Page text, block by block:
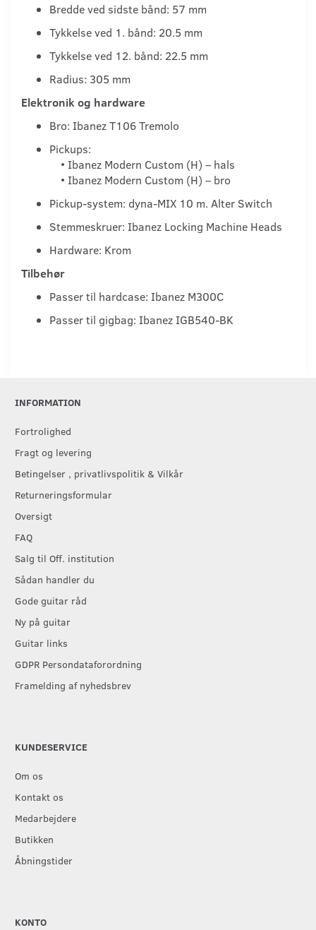
Bredde ved sidste bånd: 57 mm
Tykkelse ved 1. bånd: 20.5 mm
Tykkelse ved 12. bånd: 22.5 mm
Radius: 305 mm
Elektronik og hardware
Bro: Ibanez T106 Tremolo
Pickups:
• Ibanez Modern Custom (H) – hals
• Ibanez Modern Custom (H) – bro
Pickup-system: dyna-MIX 10 m. Alter Switch
Stemmeskruer: Ibanez Locking Machine Heads
Hardware: Krom
Tilbehør
Passer til hardcase: Ibanez M300C
Passer til gigbag: Ibanez IGB540-BK
INFORMATION
Fortrolighed
Fragt og levering
Betingelser , privatlivspolitik & Vilkår
Returneringsformular
Oversigt
FAQ
Salg til Off. institution
Sådan handler du
Gode guitar råd
Ny på guitar
Guitar links
GDPR Persondataforordning
Framelding af nyhedsbrev
KUNDESERVICE
Om os
Kontakt os
Medarbejdere
Butikken
Åbningstider
KONTO